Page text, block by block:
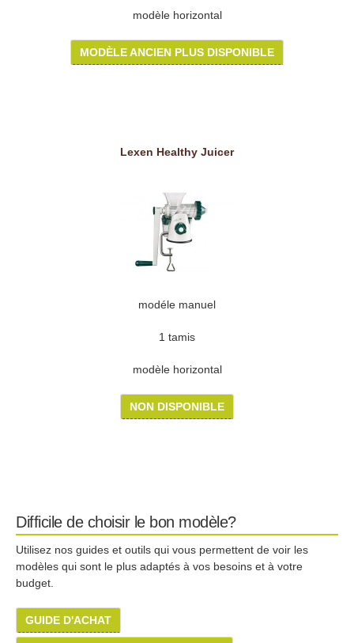
modèle horizontal
MODÈLE ANCIEN PLUS DISPONIBLE
Lexen Healthy Juicer
modéle manuel
1 tamis
modèle horizontal
NON DISPONIBLE
Difficile de choisir le bon modèle?
Utilisez nos guides et outils qui vous permettent de voir les
modèles qui sont le plus adaptés à vos besoins et à votre
budget.
GUIDE D'ACHAT